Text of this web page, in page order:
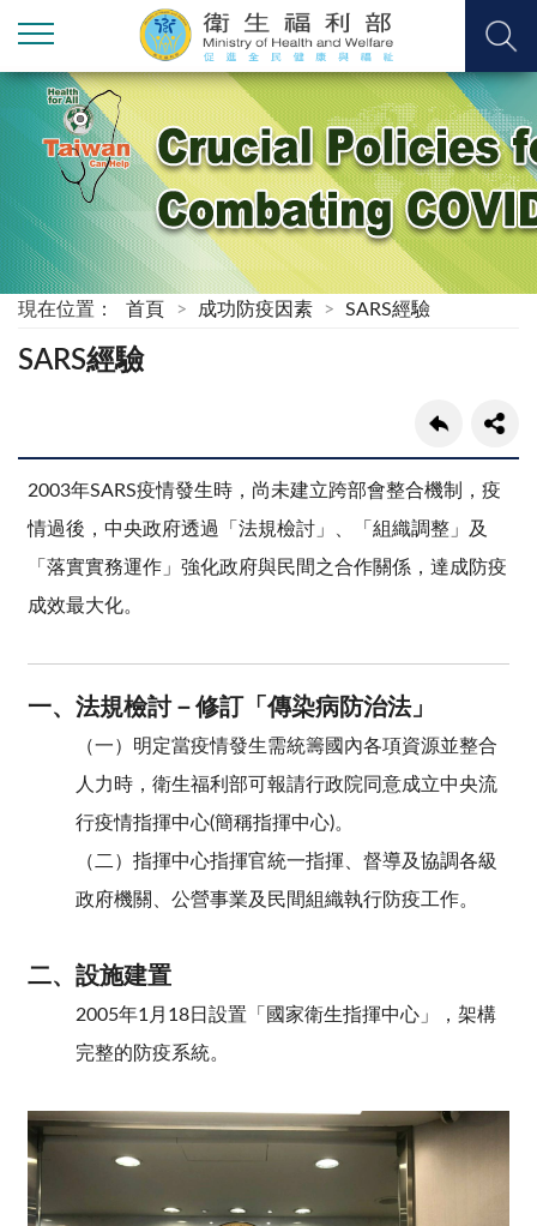
現在位置： 首頁 成功防疫因素 SARS經驗
SARS經驗
2003年SARS疫情發生時，尚未建立跨部會整合機制，疫
情過後，中央政府透過「法規檢討」、「組織調整」及
「落實實務運作」強化政府與民間之合作關係，達成防疫
成效最大化。
一、法規檢討－修訂「傳染病防治法」
（一）明定當疫情發生需統籌國內各項資源並整合
人力時，衛生福利部可報請行政院同意成立中央流
行疫情指揮中心(簡稱指揮中心)。
（二）指揮中心指揮官統一指揮、督導及協調各級
政府機關、公營事業及民間組織執行防疫工作。
二、設施建置
2005年1月18日設置「國家衛生指揮中心」，架構
完整的防疫系統。